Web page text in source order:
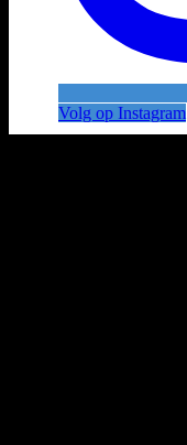
Volg op Instagram